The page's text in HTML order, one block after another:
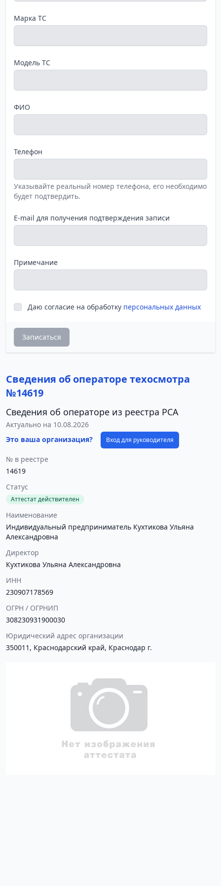
Марка ТС
Модель ТС
ФИО
Телефон
Указывайте реальный номер телефона, его необходимо
будет подтвердить.
E-mail для получения подтверждения записи
Примечание
Даю согласие на обработку персональных данных
Записаться
Сведения об операторе техосмотра
№14619
Сведения об операторе из реестра РСА
Актуально на 10.08.2026
Это ваша организация?
Вход для руководителя
№ в реестре
14619
Статус
Аттестат действителен
Наименование
Индивидуальный предприниматель Кухтикова Ульяна
Александровна
Директор
Кухтикова Ульяна Александровна
ИНН
230907178569
ОГРН / ОГРНИП
308230931900030
Юридический адрес организации
350011, Краснодарский край, Краснодар г.